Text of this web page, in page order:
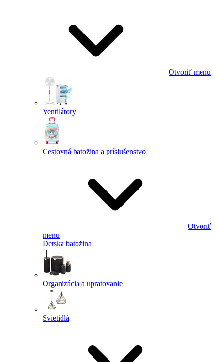
Otvoriť menu
Ventilátory
Cestovná batožina a príslušenstvo
Otvoriť
menu
Detská batožina
Organizácia a upratovanie
Svietidlá